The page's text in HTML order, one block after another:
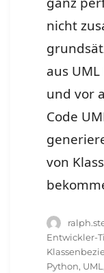
nicht
aus
und vor
Code
von
Autor
Entwickler-
Python, UML,